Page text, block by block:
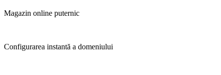
Magazin online puternic
Configurarea instantă a domeniului